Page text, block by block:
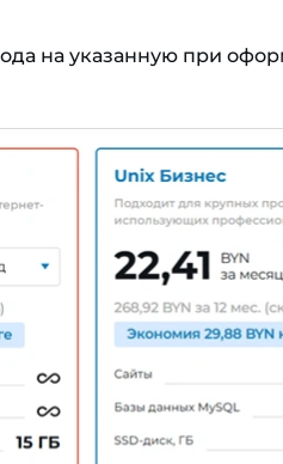
на указанную при